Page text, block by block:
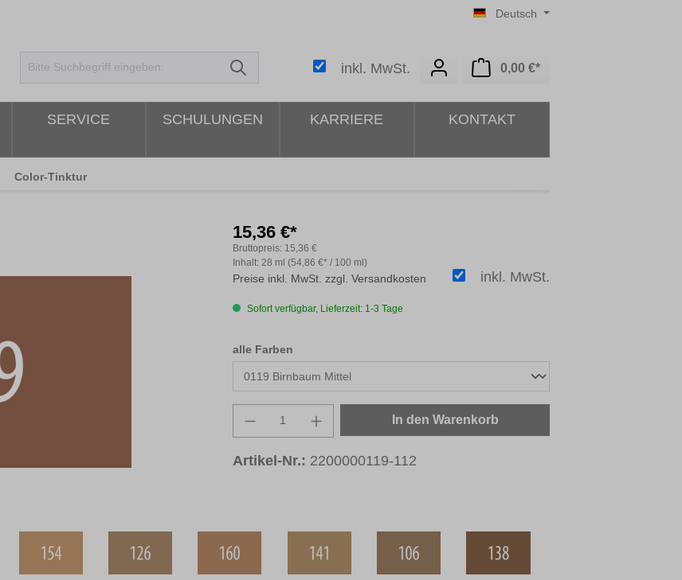
Deutsch
inkl. MwSt. 0,00 €*Warenkorb enthält 0
SERVICE SCHULUNGEN KARRIERE KONTAKT
Color-Tinktur
15,36 €*
Inhalt: 28 ml (54,86 €* / 100 ml)
Bruttopreis: 15,36 €
inkl. MwSt.
Preise inkl. MwSt. zzgl. Versandkosten
Sofort verfügbar, Lieferzeit: 1-3 Tage
alle Farbenauswählen
Produkt Anzahl: Gib den gewünschten Wert ein
In den Warenkorb
Artikel-Nr.: 2200000119-112